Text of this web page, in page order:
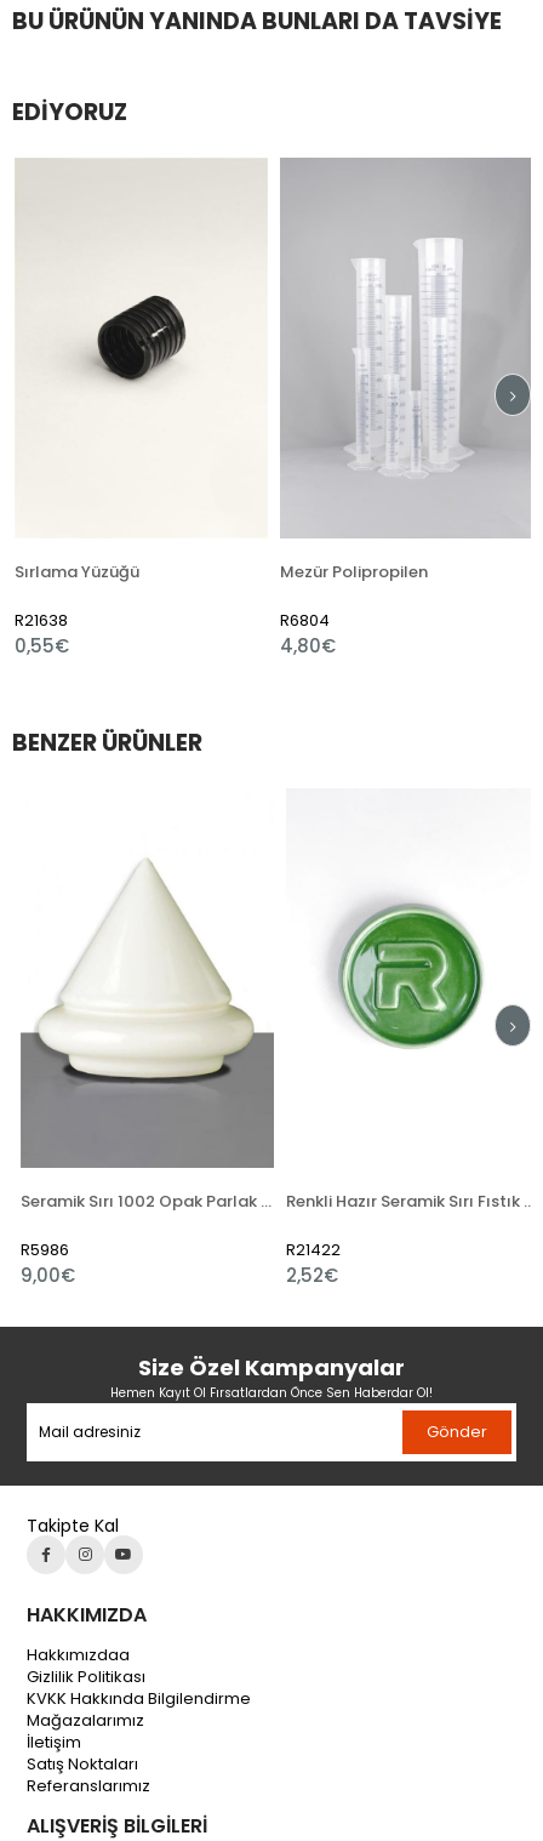
BU ÜRÜNÜN YANINDA BUNLARI DA TAVSIYE
EDIYORUZ
Sırlama Yüzüğü
R21638
0,55€
Mezür Polipropilen
R6804
4,80€
BENZER ÜRÜNLER
Seramik Sırı 1002 Opak Parlak Toz
R5986
9,00€
Renkli Hazır Seramik Sırı Fıstık Yeşili 521-5
R21422
2,52€
Size Özel Kampanyalar
Hemen Kayıt Ol Fırsatlardan Önce Sen Haberdar Ol!
Gönder
Takipte Kal
HAKKIMIZDA
Hakkımızdaa
Gizlilik Politikası
KVKK Hakkında Bilgilendirme
Mağazalarımız
İletişim
Satış Noktaları
Referanslarımız
ALIŞVERİŞ BİLGİLERİ